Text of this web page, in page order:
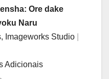
Ore dake
Naru
Imageworks Studio
Adicionais